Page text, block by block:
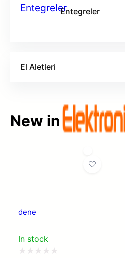
Entegreler
El Aletleri
New in
dene
In stock